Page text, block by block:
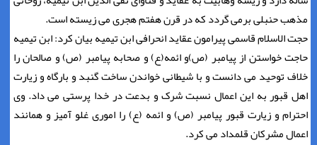
مذهب حنبلی برمی گردد که در قرن هفتم هجری می زیسته است.
حجت الاسلام قاسمی پیرامون عقاید انحرافی ابن تیمیه بیان کرد: ابن تیمیه
حاجت خواستن از پیامبر (ص)و ائمه(ع) و صحابه پیامبر (ص) و صالحان را
خلاف توحید می دانست و با شیطانی خواندن ساخت گنبد و بارگاه و زیارت
اهل قبور به این اعمال نسبت شرک و بدعت در خدا پرستی می داد. وی
احترام و زیارت قبور پیامبر (ص) و ائمه (ع) را اموری غلو آمیز و همانند
اعمال مشرکان قلمداد می کرد.